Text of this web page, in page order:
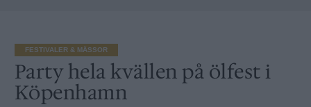
FESTIVALER & MÄSSOR
Party hela kvällen på ölfest i
Köpenhamn